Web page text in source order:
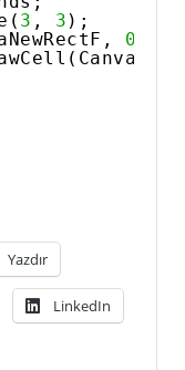
3 , 3 );
0
Yazdır
LinkedIn